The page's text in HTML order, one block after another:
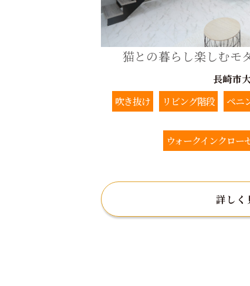
猫との暮らし楽しむモ
長崎市
吹き抜け
リビング階段 ペニ
ウォークインクロー
詳しく